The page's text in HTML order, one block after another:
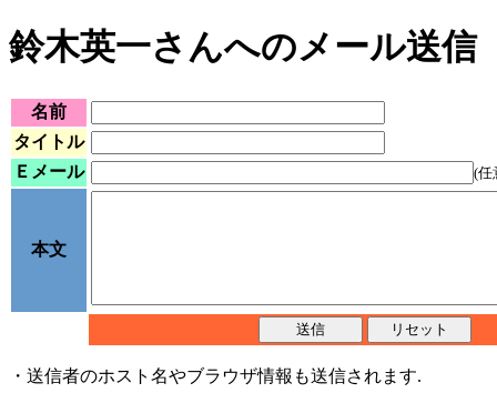
鈴木英一さんへのメール送信
名前
タイトル
Ｅメール
(任
本文
・送信者のホスト名やブラウザ情報も送信されます.